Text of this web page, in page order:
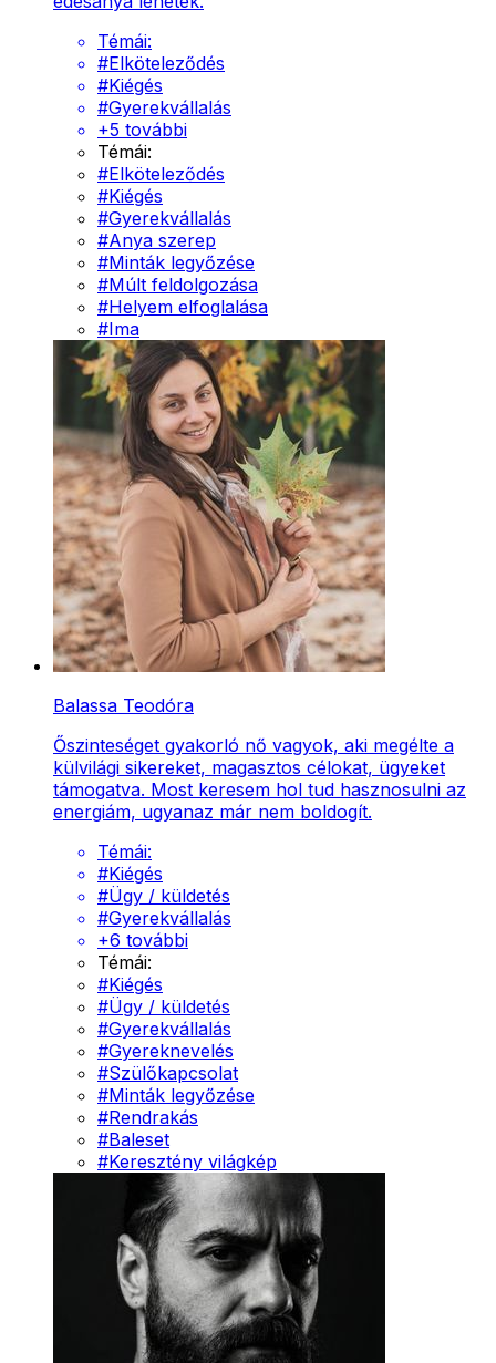
Témái:
#Elköteleződés
#Kiégés
#Gyerekvállalás
+5 további
Témái:
#Elköteleződés
#Kiégés
#Gyerekvállalás
#Anya szerep
#Minták legyőzése
#Múlt feldolgozása
#Helyem elfoglalása
#Ima
Balassa Teodóra
Őszinteséget gyakorló nő vagyok, aki megélte a
külvilági sikereket, magasztos célokat, ügyeket
támogatva. Most keresem hol tud hasznosulni az
energiám, ugyanaz már nem boldogít.
Témái:
#Kiégés
#Ügy / küldetés
#Gyerekvállalás
+6 további
Témái:
#Kiégés
#Ügy / küldetés
#Gyerekvállalás
#Gyereknevelés
#Szülőkapcsolat
#Minták legyőzése
#Rendrakás
#Baleset
#Keresztény világkép